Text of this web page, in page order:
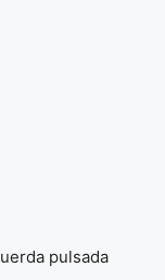
pulsada